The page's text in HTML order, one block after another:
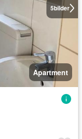
5bilder
Apartment